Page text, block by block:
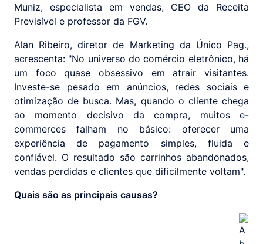
Muniz, especialista em vendas, CEO da Receita
Previsível e professor da FGV.
Alan Ribeiro, diretor de Marketing da Único Pag.,
acrescenta: "No universo do comércio eletrônico, há
um foco quase obsessivo em atrair visitantes.
Investe-se pesado em anúncios, redes sociais e
otimização de busca. Mas, quando o cliente chega
ao momento decisivo da compra, muitos e-
commerces falham no básico: oferecer uma
experiência de pagamento simples, fluida e
confiável. O resultado são carrinhos abandonados,
vendas perdidas e clientes que dificilmente voltam".
Quais são as principais causas?